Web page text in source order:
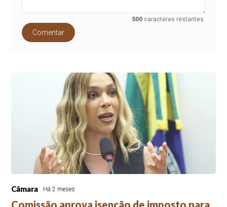
500 caracteres restantes.
Comentar
Câmara Há 2 meses
Comissão aprova isenção de imposto para